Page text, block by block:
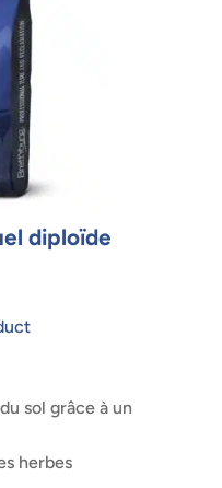
diploïde
sol grâce à un
herbes